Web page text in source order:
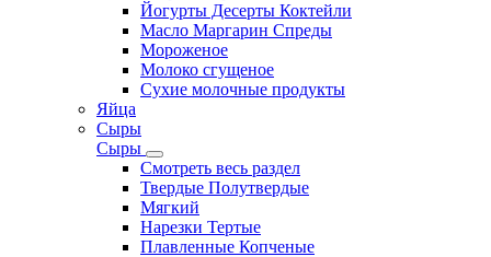
Йогурты Десерты Коктейли
Масло Маргарин Спреды
Мороженое
Молоко сгущеное
Сухие молочные продукты
Яйца
Сыры
Сыры
Смотреть весь раздел
Твердые Полутвердые
Мягкий
Нарезки Тертые
Плавленные Копченые